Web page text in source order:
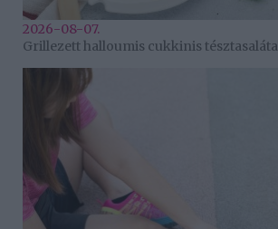
2026-08-07.
Grillezett halloumis cukkinis tésztasaláta